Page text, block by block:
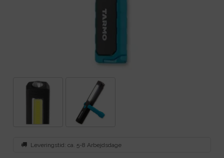
Leveringstid: ca. 5-8 Arbejdsdage